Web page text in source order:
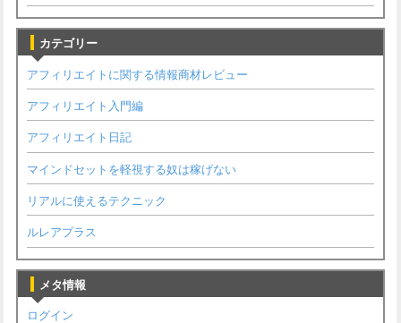
カテゴリー
アフィリエイトに関する情報商材レビュー
アフィリエイト入門編
アフィリエイト日記
マインドセットを軽視する奴は稼げない
リアルに使えるテクニック
ルレアプラス
メタ情報
ログイン